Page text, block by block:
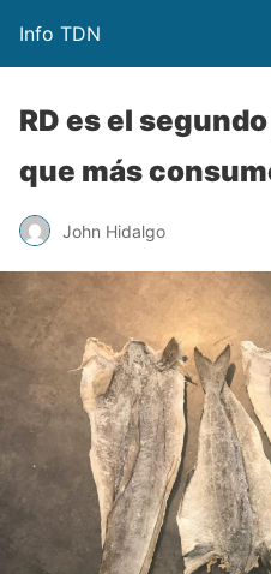
Info TDN
RD es el
que más
John Hidalgo